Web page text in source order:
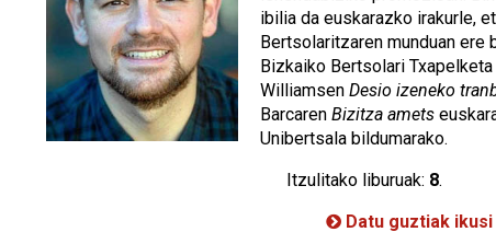
ibilia da euskarazko irakurle,
Bertsolaritzaren munduan ere
Bizkaiko Bertsolari
Williamsen Desio izeneko
Barcaren Bizitza amets
Unibertsala bildumarako.
Itzulitako liburuak: 8.
Datu guztiak ikusi